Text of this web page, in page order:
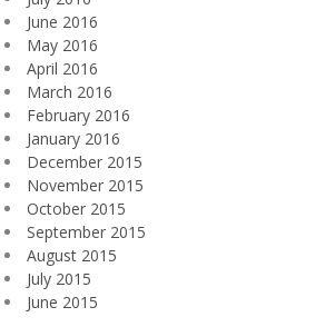
June 2016
May 2016
April 2016
March 2016
February 2016
January 2016
December 2015
November 2015
October 2015
September 2015
August 2015
July 2015
June 2015